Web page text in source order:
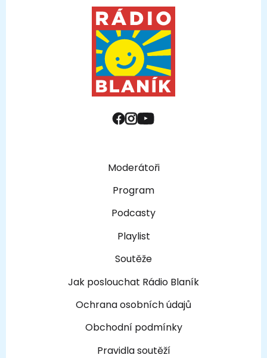
Moderátoři
Program
Podcasty
Playlist
Soutěže
Jak poslouchat Rádio Blaník
Ochrana osobních údajů
Obchodní podmínky
Pravidla soutěží